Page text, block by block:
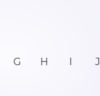
G H I J